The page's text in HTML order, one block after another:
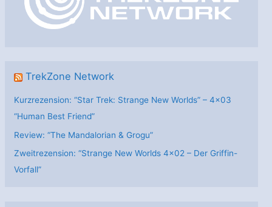
TrekZone Network
Kurzrezension: “Star Trek: Strange New Worlds” – 4×03
“Human Best Friend”
Review: “The Mandalorian & Grogu”
Zweitrezension: “Strange New Worlds 4×02 – Der Griffin-
Vorfall”